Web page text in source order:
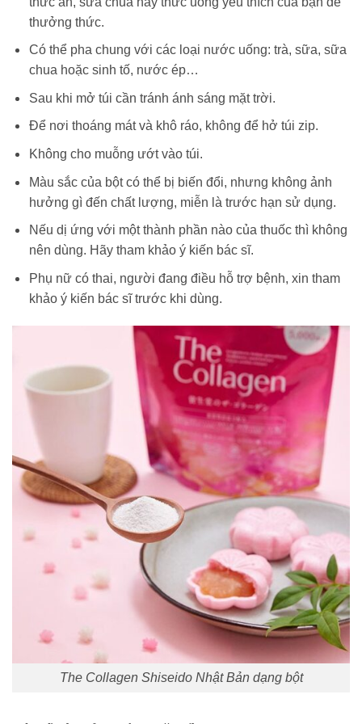
thưởng thức.
Có thể pha chung với các loại nước uống: trà, sữa, sữa
chua hoặc sinh tố, nước ép…
Sau khi mở túi cần tránh ánh sáng mặt trời.
Để nơi thoáng mát và khô ráo, không để hở túi zip.
Không cho muỗng ướt vào túi.
Màu sắc của bột có thể bị biến đổi, nhưng không ảnh
hưởng gì đến chất lượng, miễn là trước hạn sử dụng.
Nếu dị ứng với một thành phần nào của thuốc thì không
nên dùng. Hãy tham khảo ý kiến bác sĩ.
Phụ nữ có thai, người đang điều hỗ trợ bệnh, xin tham
khảo ý kiến bác sĩ trước khi dùng.
The Collagen Shiseido Nhật Bản dạng bột